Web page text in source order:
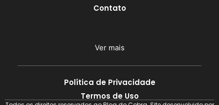
Contato
Ver mais
Política de Privacidade
Termos de Uso